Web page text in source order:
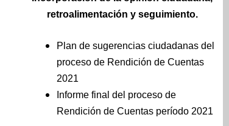
retroalimentación y seguimiento.
Plan de sugerencias ciudadanas del
proceso de Rendición de Cuentas
2021
Informe final del proceso de
Rendición de Cuentas período 2021